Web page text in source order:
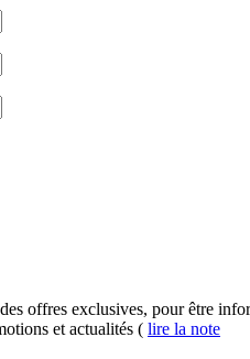
offres exclusives, pour être
et actualités ( lire la note